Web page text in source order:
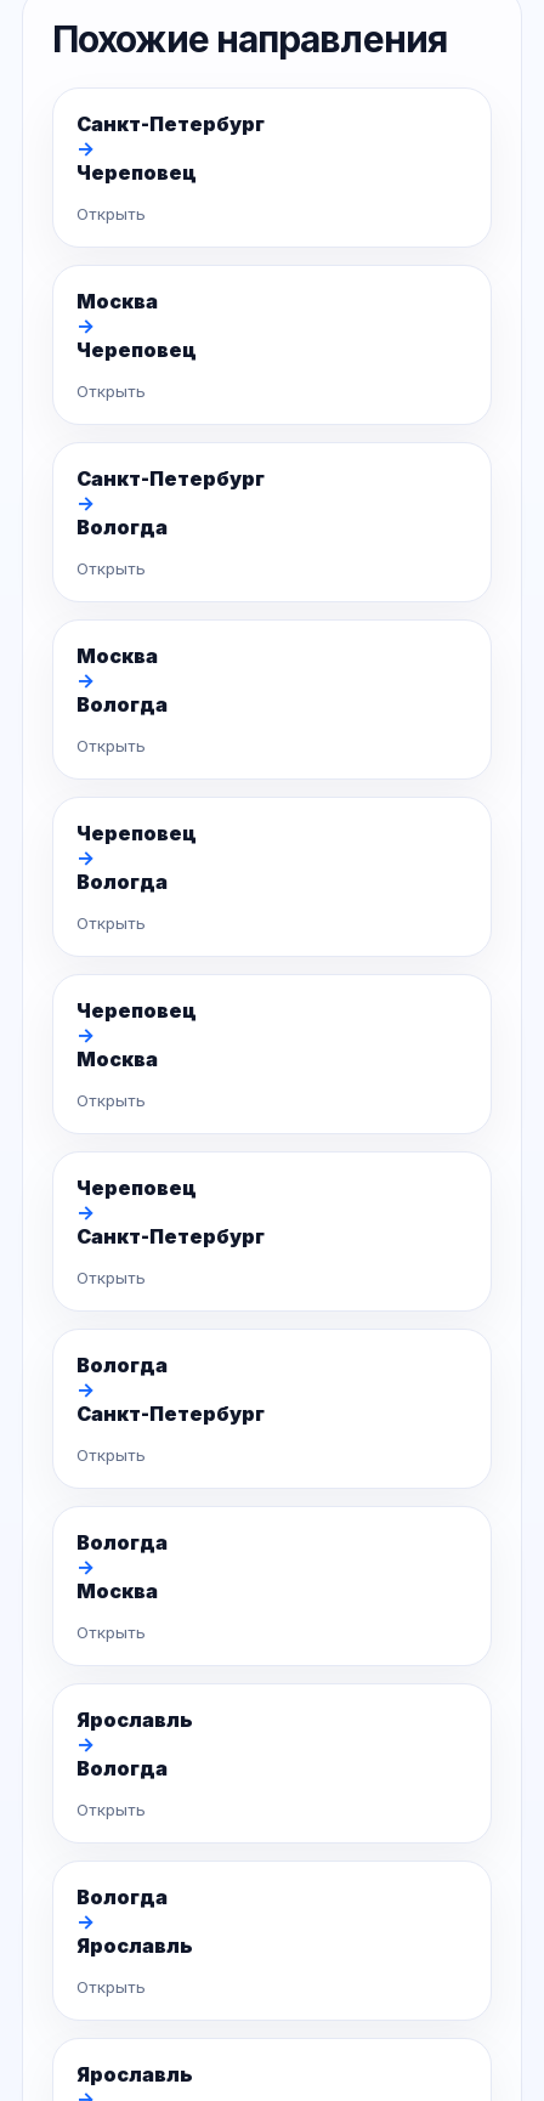
Похожие направления
Санкт-Петербург
→
Череповец
Открыть
Москва
→
Череповец
Открыть
Санкт-Петербург
→
Вологда
Открыть
Москва
→
Вологда
Открыть
Череповец
→
Вологда
Открыть
Череповец
→
Москва
Открыть
Череповец
→
Санкт-Петербург
Открыть
Вологда
→
Санкт-Петербург
Открыть
Вологда
→
Москва
Открыть
Ярославль
→
Вологда
Открыть
Вологда
→
Ярославль
Открыть
Ярославль